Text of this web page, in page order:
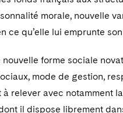
morale, nouvelle
ce qu’elle lui emprunte
forme sociale
mode de gestion,
relever avec notamment
il dispose librement